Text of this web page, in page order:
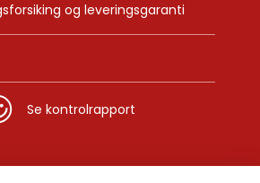
og leveringsgaranti
Se kontrolrapport